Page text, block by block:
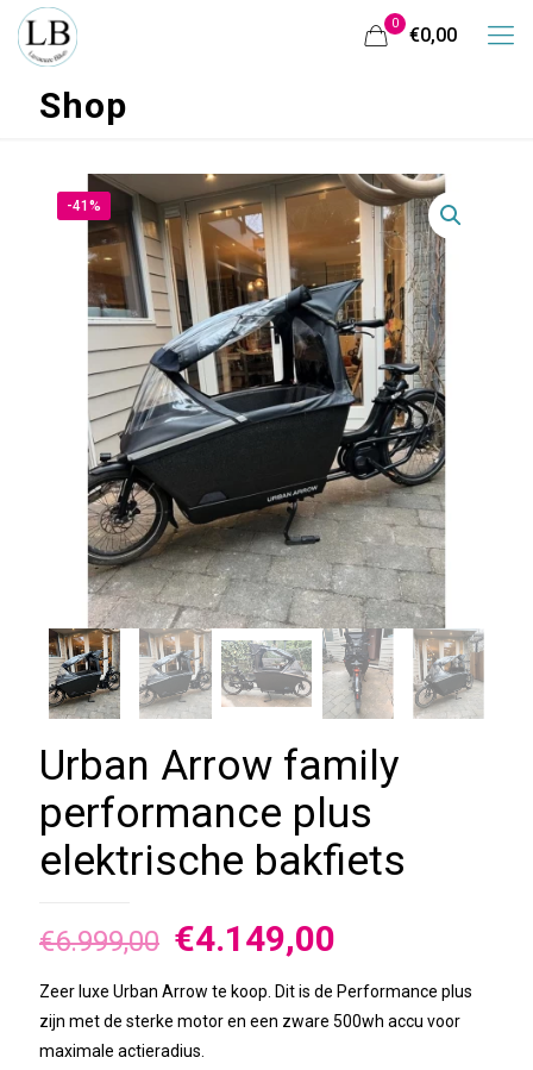
0
€0,00
Shop
-41%
Urban Arrow family
performance plus
elektrische bakfiets
€6.999,00 €4.149,00
Zeer luxe Urban Arrow te koop. Dit is de Performance plus
zijn met de sterke motor en een zware 500wh accu voor
maximale actieradius.